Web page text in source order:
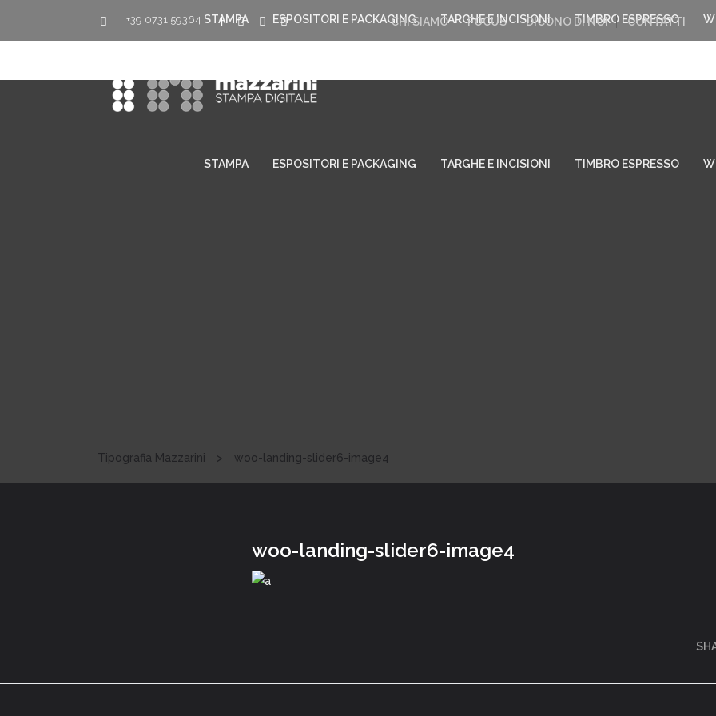
+39 0731 59364 | CHI SIAMO FOCUS DICONO DI NOI CONTATTI
STAMPA ESPOSITORI E PACKAGING TARGHE E INCISIONI TIMBRO ESPRESSO
STAMPA ESPOSITORI E PACKAGING TARGHE E INCISIONI TIMBRO ESPRESSO
Tipografia Mazzarini > woo-landing-slider6-image4
woo-landing-slider6-image4